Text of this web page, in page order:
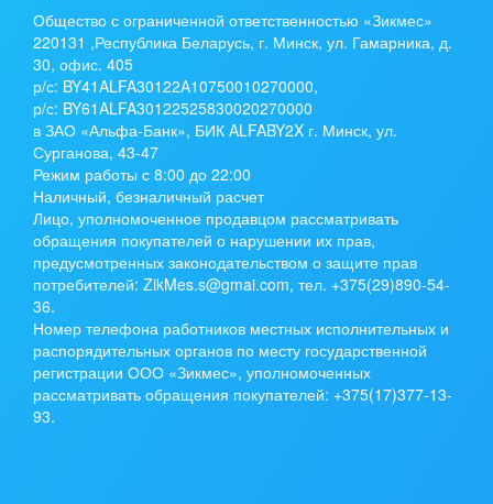
Общество с ограниченной ответственностью «Зикмес»
220131 ,Республика Беларусь, г. Минск, ул. Гамарника, д.
30, офис. 405
р/с: BY41ALFA30122A10750010270000,
р/с: BY61ALFA30122525830020270000
в ЗАО «Альфа-Банк», БИК ALFABY2X г. Минск, ул.
Сурганова, 43-47
Режим работы с 8:00 до 22:00
Наличный, безналичный расчет
Лицо, уполномоченное продавцом рассматривать
обращения покупателей о нарушении их прав,
предусмотренных законодательством о защите прав
потребителей: ZikMes.s@gmai.com, тел. +375(29)890-54-
36.
Номер телефона работников местных исполнительных и
распорядительных органов по месту государственной
регистрации ООО «Зикмес», уполномоченных
рассматривать обращения покупателей: +375(17)377-13-
93.